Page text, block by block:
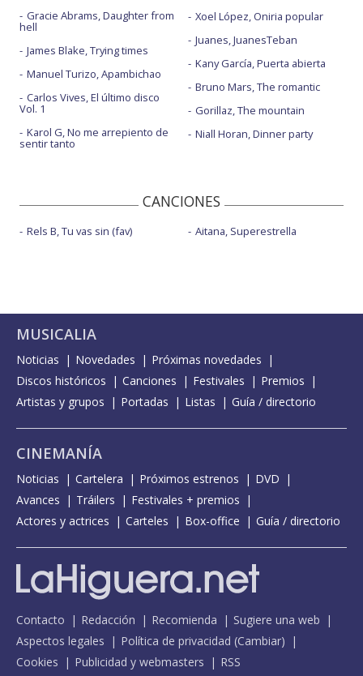
Gracie Abrams, Daughter from
hell
James Blake, Trying times
Manuel Turizo, Apambichao
Carlos Vives, El último disco
Vol. 1
Karol G, No me arrepiento de
sentir tanto
Xoel López, Oniria popular
Juanes, JuanesTeban
Kany García, Puerta abierta
Bruno Mars, The romantic
Gorillaz, The mountain
Niall Horan, Dinner party
CANCIONES
Rels B, Tu vas sin (fav) Aitana, Superestrella
MUSICALIA
Noticias Novedades
Próximas novedades
Discos históricos
Canciones Festivales
Premios
Artistas y grupos
Portadas Listas Guía / directorio
CINEMANÍA
Noticias Cartelera Próximos estrenos
DVD
Avances
Tráilers
Festivales + premios
Actores y actrices
Carteles Box-office Guía / directorio
Contacto Redacción Recomienda
Sugiere una web
Aspectos legales
Política de privacidad (Cambiar)
Cookies
Publicidad y webmasters RSS